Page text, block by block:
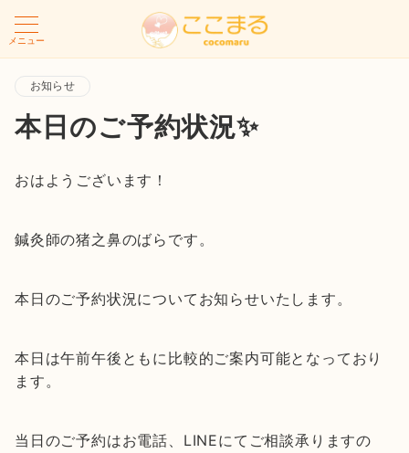
メニュー
お知らせ
本日のご予約状況✨
おはようございます！
鍼灸師の猪之鼻のばらです。
本日のご予約状況についてお知らせいたします。
本日は午前午後ともに比較的ご案内可能となっており
ます。
当日のご予約はお電話、LINEにてご相談承りますの